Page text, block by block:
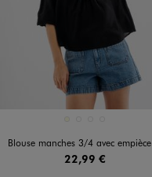
Blouse manches 3/4 avec empiècement brodé femme
22,99 €